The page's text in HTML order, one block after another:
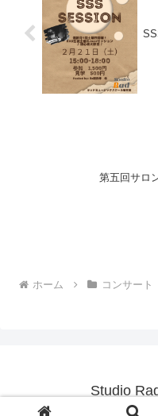
第五回サロ
ホーム コンサート
Studio